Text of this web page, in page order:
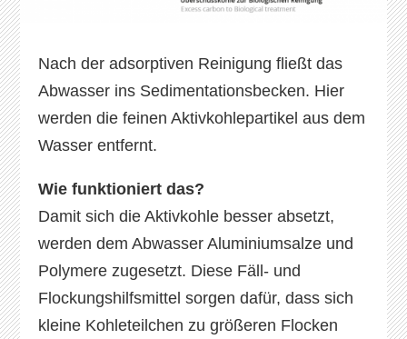
Nach der adsorptiven Reinigung fließt das
Abwasser ins Sedimentationsbecken. Hier
werden die feinen Aktivkohlepartikel aus dem
Wasser entfernt.
Wie funktioniert das?
Damit sich die Aktivkohle besser absetzt,
werden dem Abwasser Aluminiumsalze und
Polymere zugesetzt. Diese Fäll- und
Flockungshilfsmittel sorgen dafür, dass sich
kleine Kohleteilchen zu größeren Flocken